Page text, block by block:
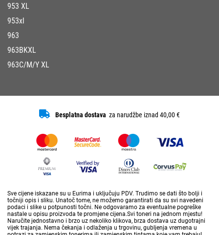
953 XL
953xl
963
963BKXL
963C/M/Y XL
Besplatna dostava za narudžbe iznad 40,00 €
Sve cijene iskazane su u Eurima i uključuju PDV. Trudimo se dati što bolji i
točniji opis i sliku. Unatoč tome, ne možemo garantirati da su svi navedeni
podaci i slike u potpunosti točni. Ne odgovaramo za eventualne pogreške
nastale u opisu proizvoda te promjene cijena.Svi toneri na jednom mjestu!
Naručite jednostavno i brzo uz nekoliko klikova, brza dostava uz dugotrajni
vijek trajanja. Nema čekanja i odlaženja u trgovinu, gubljenja vremena u